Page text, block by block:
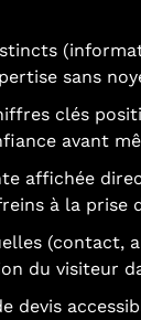
sans
clés
avant
affichée
à la prise
(contact,
du visiteur
devis